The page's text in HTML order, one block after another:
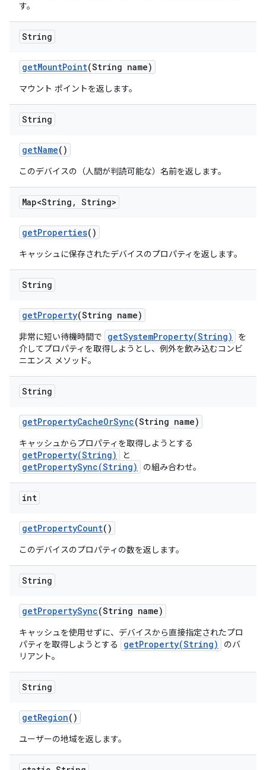
す。
String
getMountPoint(String name)
マウント ポイントを返します。
String
getName()
このデバイスの（人間が判読可能な）名前を返します。
Map<String , String>
getProperties()
キャッシュに保存されたデバイスのプロパティを返します。
String
getProperty(String name)
非常に短い待機時間で getSystemProperty(String)
を
介してプロパティを取得しようとし、例外を飲み込むコンビ
ニエンス メソッド。
String
getPropertyCacheOrSync(String name)
キャッシュからプロパティを取得しようとする
getProperty(String) と
getPropertySync(String) の組み合わせ。
int
getPropertyCount()
このデバイスのプロパティの数を返します。
String
getPropertySync(String name)
キャッシュを使用せずに、デバイスから直接指定されたプロ
パティを取得しようとする
getProperty(String)
のバ
リアント。
String
getRegion()
ユーザーの地域を返します。